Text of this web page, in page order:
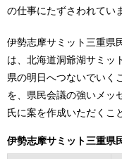
の仕事にたずさわれてい
伊勢志摩サミット三重県
は、北海道洞爺湖サミッ
県の明日へつないでいく
を、県民会議の強いメッ
氏に案を作成いただくこ
伊勢志摩サミット三重